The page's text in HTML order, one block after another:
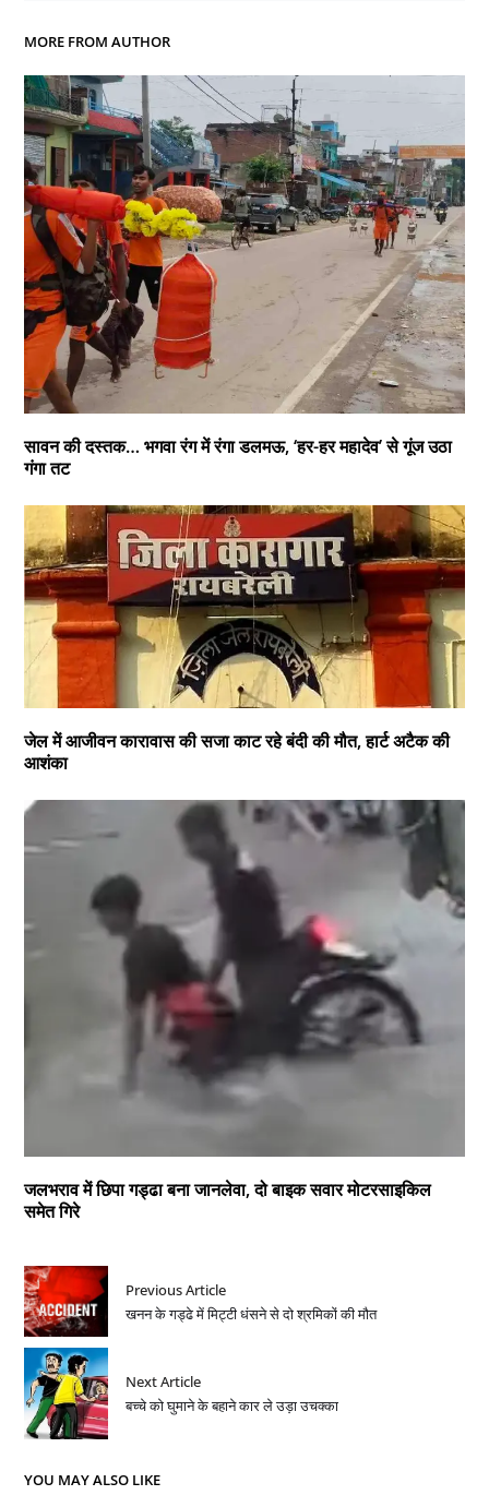
MORE FROM AUTHOR
सावन की दस्तक… भगवा रंग में रंगा डलमऊ, ‘हर-हर महादेव’ से गूंज उठा
गंगा तट
जेल में आजीवन कारावास की सजा काट रहे बंदी की मौत, हार्ट अटैक की
आशंका
जलभराव में छिपा गड्ढा बना जानलेवा, दो बाइक सवार मोटरसाइकिल
समेत गिरे
Previous Article
खनन के गड्ढे में मिट्टी धंसने से दो श्रमिकों की मौत
Next Article
बच्चे को घुमाने के बहाने कार ले उड़ा उचक्का
YOU MAY ALSO LIKE